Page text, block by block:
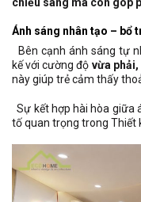
chiếu sáng mà còn góp
Ánh sáng nhân tạo – bổ
Bên cạnh ánh sáng tự
kế với cường độ vừa
này giúp trẻ cảm thấy
Sự kết hợp hài hòa giữa
tố quan trọng trong Thiết